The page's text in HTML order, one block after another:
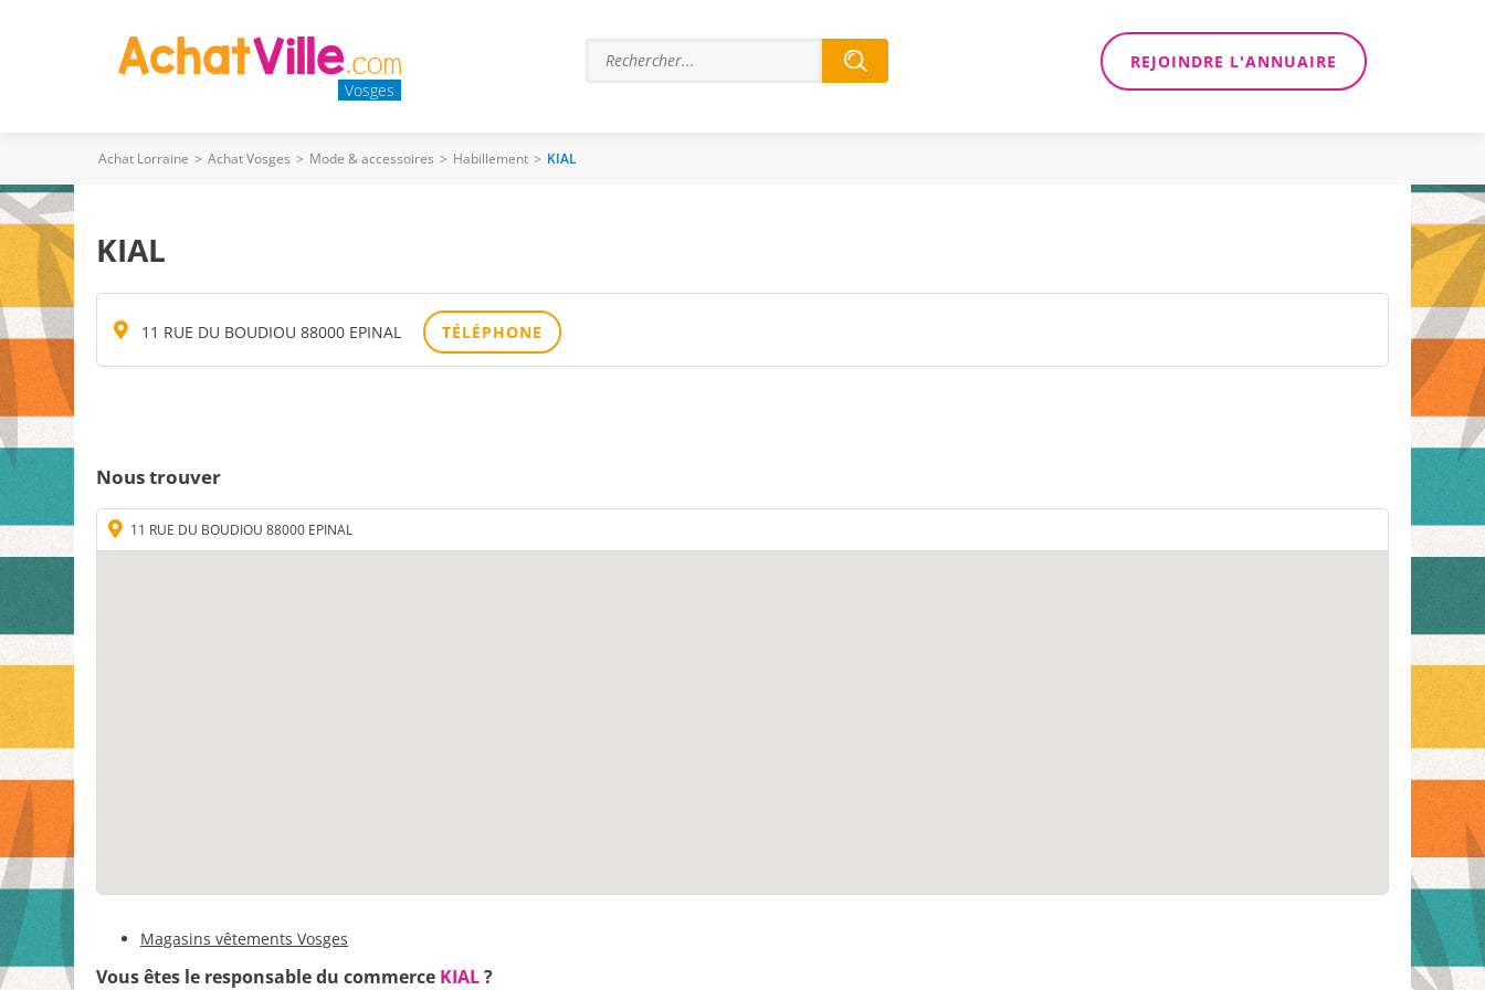
Vosges
REJOINDRE L'ANNUAIRE
Achat Lorraine > Achat Vosges > Mode & accessoires > Habillement > KIAL
KIAL
11 RUE DU BOUDIOU 88000 EPINAL TÉLÉPHONE
Nous trouver
11 RUE DU BOUDIOU 88000 EPINAL
Magasins vêtements Vosges
Vous êtes le responsable du commerce KIAL?